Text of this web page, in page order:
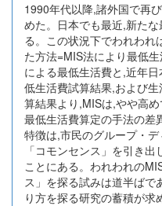
1990年代以降,諸外国で再
めた。日本でも最近,新た
る。この状況下でわれわれ
た方法=MIS法により最低
による最低生活費と,近年
低生活費試算結果,および
算結果より,MISは,やや高
最低生活費算定の手法の差
特徴は,市民のグループ・
「コモンセンス」を引き
ことにある。われわれの
ス」を探る試みは道半ばで
り方を探る研究の蓄積が求